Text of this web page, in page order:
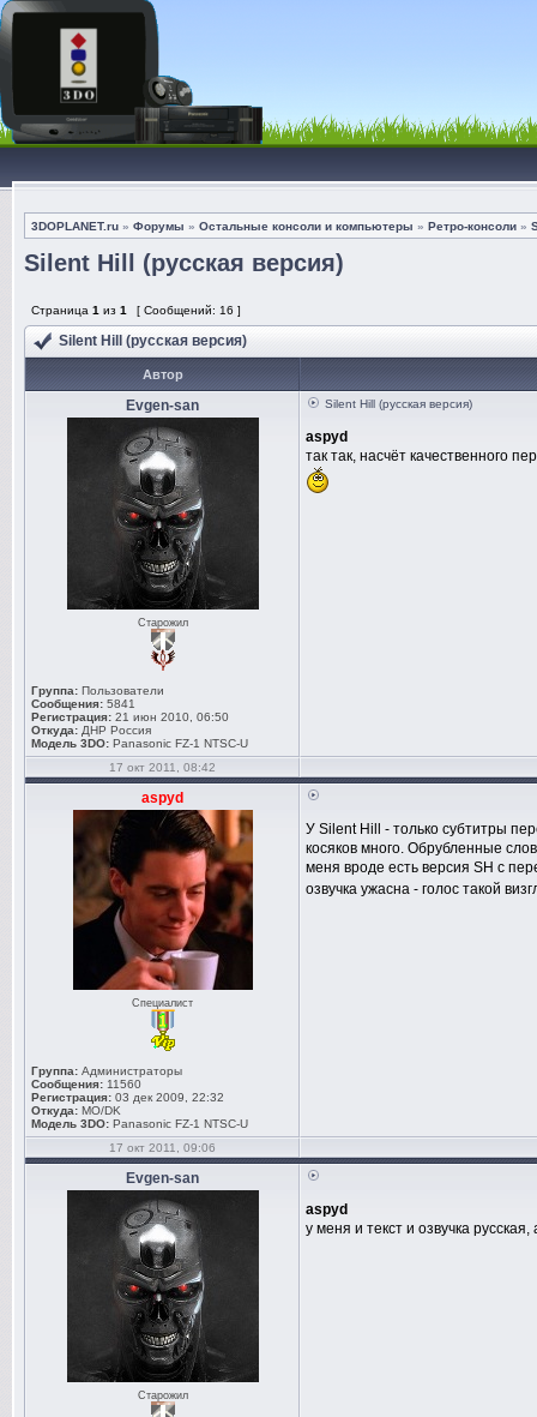
3DOPLANET.ru » Форумы » Остальные консоли и компьютеры » Ретро-консоли »
Silent Hill (русская версия)
Страница 1 из 1 [ Сообщений: 16 ]
Silent Hill (русская версия)
Автор
Evgen-san
Старожил
Группа: Пользователи
Сообщения: 5841
Регистрация: 21 июн 2010, 06:50
Откуда: ДНР Россия
Модель 3DO: Panasonic FZ-1 NTSC-U
Silent Hill (русская версия)
aspyd
так так, насчёт качественного
17 окт 2011, 08:42
aspyd
Специалист
Группа: Администраторы
Сообщения: 11560
Регистрация: 03 дек 2009, 22:32
Откуда: MO/DK
Модель 3DO: Panasonic FZ-1 NTSC-U
У Silent Hill - только субтитры
косяков много. Обрубленные
меня вроде есть версия SH с
озвучка ужасна - голос такой
17 окт 2011, 09:06
Evgen-san
Старожил
aspyd
у меня и текст и озвучка